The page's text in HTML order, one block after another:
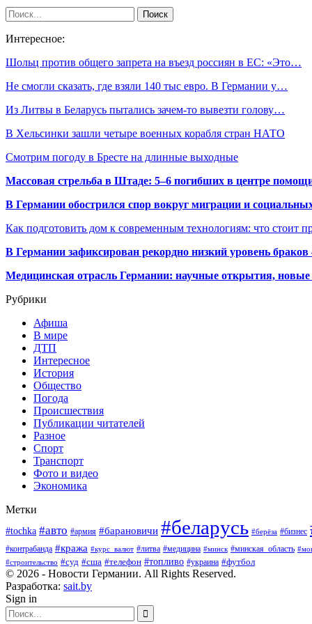
Интересное:
Шольц против общего запрета на въезд россиян в ЕС: «Это…
Не смогли сказать, где взяли 140 тыс евро. В Германии у…
Из Литвы в Беларусь пытались зачем-то вывезти голову…
В Хельсинки зашли четыре военных корабля стран НАТО
Смотрим погоду в Бресте на длинные выходные
Массовая стрельба в Штаде: 5–6 погибших в центре
В Германии обострился спор вокруг миграции и
Как подготовить дом к современным технологиям: что стоит
В Германии зафиксирован рекордно низкий уровень
Медицинская отрасль Германии: научные открытия, новые
Рубрики
Афиша
В мире
ДТП
Интересное
История
Общество
Погода
Происшествия
Публикации читателей
Разное
Спорт
Транспорт
Фото и видео
Экономика
Метки
#tochka #авто #армия #барановичи #беларусь #берёза #бизнес
#контрабанда #кража #курс_валют #литва #медицина #минск #минская_область
#строительство #суд #сша #телефон #топливо #украина #футбол
© 2026 - Новости Германии. All Rights Reserved.
Разработка: sait.by
Sign in